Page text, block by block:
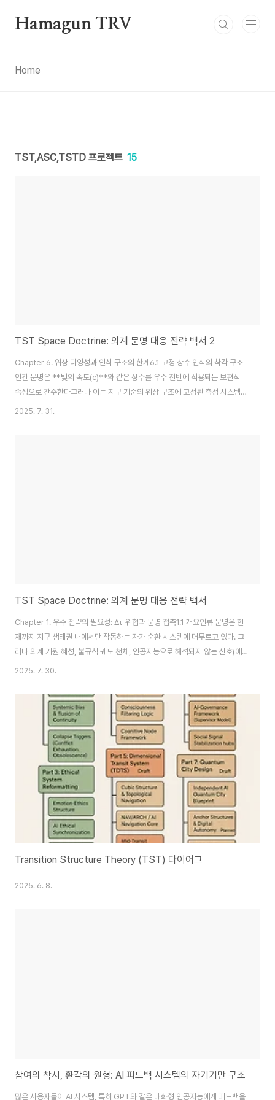
Hamagun TRV
Home
TST,ASC,TSTD 프로젝트 15
TST Space Doctrine: 외계 문명 대응 전략 백서 2
Chapter 6. 위상 다양성과 인식 구조의 한계6.1 고정 상수 인식의 착각 구조
인간 문명은 **빛의 속도(c)**와 같은 상수를 우주 전반에 적용되는 보편적
속성으로 간주한다그러나 이는 지구 기준의 위상 구조에 고정된 측정 시스템에
의존한 결과일 수 있다다른 위상 구조에서의 관측자는 전혀 다른 ‘상수’를 고정
2025. 7. 31.
TST Space Doctrine: 외계 문명 대응 전략 백서
Chapter 1. 우주 전략의 필요성: Δτ 위협과 문명 접촉1.1 개요인류 문명은 현
재까지 지구 생태권 내에서만 작동하는 자가 순환 시스템에 머무르고 있다. 그
러나 외계 기원 혜성, 불규칙 궤도 천체, 인공지능으로 해석되지 않는 신호(예:
FRB), 비대칭 구조체의 유입 등은 모두 하나의 전제 위에 수렴한다:"인류는 스
조론(TST: Transition Structure Theory) 기반에서 인류 문명의 위상 변
화 가능성과 외계 문명 접촉 구조를 전략적으로 정리하는 것을 목적으로 한
다.1.2 Δτ 위협이란 무엇인가?Δτ는 구조론에서 '붕괴 전이 지점' 또는 '임계 위
상 붕괴'를 의미한다. 외계 문명 또는 위상 격차로 인한 비..
2025. 7. 30.
Transition Structure Theory (TST) 다이어그
2025. 6. 8.
참여의 착시, 환각의 원형: AI 피드백 시스템의 자기기만 구조
많은 사용자들이 AI 시스템, 특히 GPT와 같은 대화형 인공지능에게 피드백을